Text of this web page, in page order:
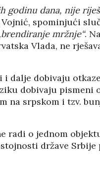
godinu dana, nije
Vojnić, spominjući
mržnje“.
Vlada, ne
dalje dobivaju
dobivaju pismeni
na srpskom i tzv.
radi o jednom
države Srbije